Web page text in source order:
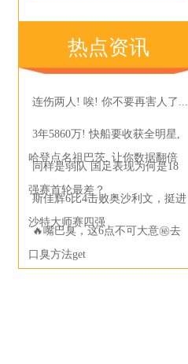
热点资讯
连伤两人! 唉! 你不要再害人了...
3年5860万! 快船要收获全明星,
哈登点名祖巴茨, 让你数据翻倍
同样是弱队 国足表现为何是18
强赛首轮最差？
斯佳辉6比4击败奥沙利文，挺进
沙特大师赛四强
🔥嘴巴臭，这6点不可大意㊙️去
口臭方法get